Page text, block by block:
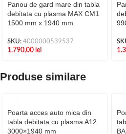
Panou de gard mare din tabla
debitata cu plasma MAX CM1
1500 mm x 1940 mm
SKU: 4000000539537
1.790,00 lei
Produse similare
Poarta acces auto mica din
tabla debitata cu plasma A12
3000×1940 mm